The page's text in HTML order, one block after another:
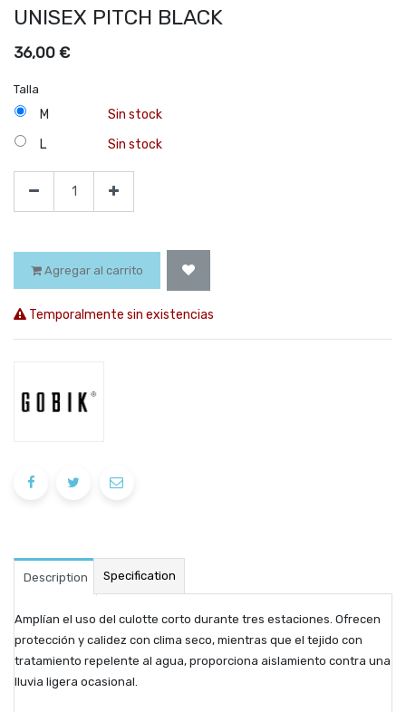
UNISEX PITCH BLACK
36,00 €
Talla
M
Sin stock
L
Sin stock
Agregar al carrito
Temporalmente sin existencias
Description Specification
Amplían el uso del culotte corto durante tres estaciones. Ofrecen
protección y calidez con clima seco, mientras que el tejido con
tratamiento repelente al agua, proporciona aislamiento contra una
lluvia ligera ocasional.